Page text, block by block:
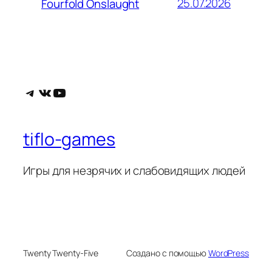
Fourfold Onslaught 25.07.2026
Telegram
ВКонтакте
YouTube
tiflo-games
Игры для незрячих и слабовидящих людей
Twenty Twenty-Five Создано с помощьюWordPress